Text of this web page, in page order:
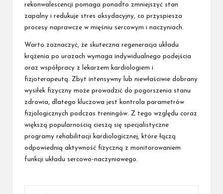
rekonwalescencji pomaga ponadto zmniejszyć stan
zapalny i redukuje stres oksydacyjny, co przyspiesza
procesy naprawcze w mięśniu sercowym i naczyniach.
Warto zaznaczyć, że skuteczna regeneracja układu
krążenia po urazach wymaga indywidualnego podejścia
oraz współpracy z lekarzem kardiologiem i
fizjoterapeutą. Zbyt intensywny lub niewłaściwie dobrany
wysiłek fizyczny może prowadzić do pogorszenia stanu
zdrowia, dlatego kluczowa jest kontrola parametrów
fizjologicznych podczas treningów. Z tego względu coraz
większą popularnością cieszą się specjalistyczne
programy rehabilitacji kardiologicznej, które łączą
odpowiednią aktywność fizyczną z monitorowaniem
funkcji układu sercowo-naczyniowego.